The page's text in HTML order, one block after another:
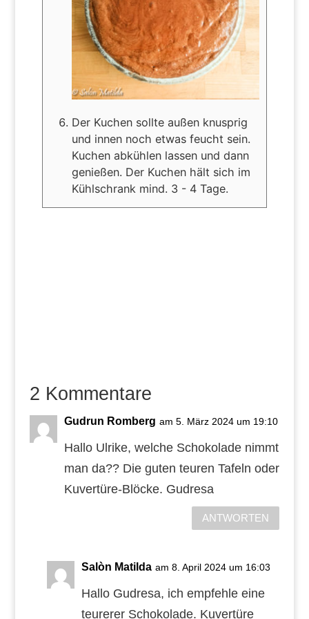
Der Kuchen sollte außen knusprig
und innen noch etwas feucht sein.
Kuchen abkühlen lassen und dann
genießen. Der Kuchen hält sich im
Kühlschrank mind. 3 - 4 Tage.
2 Kommentare
Gudrun Romberg am 5. März 2024 um 19:10
Hallo Ulrike, welche Schokolade nimmt
man da?? Die guten teuren Tafeln oder
Kuvertüre-Blöcke. Gudresa
ANTWORTEN
Salòn Matilda am 8. April 2024 um 16:03
Hallo Gudresa, ich empfehle eine
teurerer Schokolade. Kuvertüre